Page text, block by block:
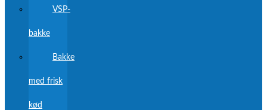
VSP-
bakke
Bakke
med frisk
kød